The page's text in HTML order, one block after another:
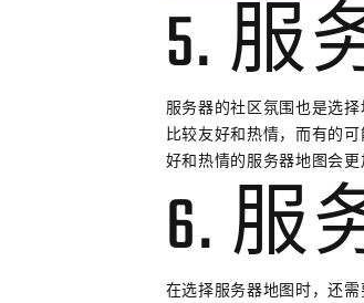
5. 服
服务器的社区氛围也是选
比较友好和热情，而有的
好和热情的服务器地图会更
6. 服
在选择服务器地图时，还